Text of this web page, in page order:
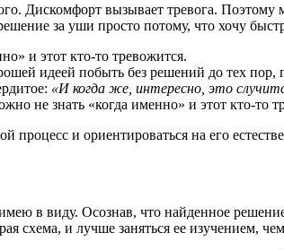
Дискомфорт вызывает тревога.
за уши просто потому, что хочу
и этот кто-то тревожится.
идеей побыть без решений до тех
«И когда же, интересно, это
не знать «когда именно» и этот кто-то
процесс и ориентироваться на его
в виду. Осознав, что найденное
схема, и лучше заняться ее изучением,